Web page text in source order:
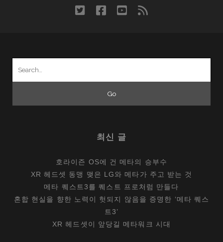
twitterfacebook
youtube
rss
최신 글
호라이즌 OS에 건 메타의 승부수
XR 헤드셋 동맹 맺은 LG와 메타가 주고 받는 것
메타 퀘스트3를 퀘스트 프로처럼 만들다
혼합 현실을 향한 노력이 헛되지 않음을 증명한 ‘메타 퀘스
트3’
XR 헤드셋이 앞당길 메타워크 시대